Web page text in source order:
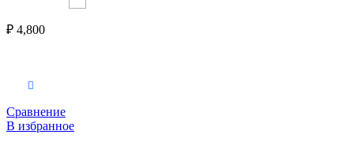
₽ 4,800
Сравнение
В избранное